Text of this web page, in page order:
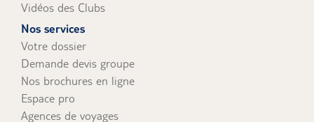
Vidéos des Clubs
Nos services
Votre dossier
Demande devis groupe
Nos brochures en ligne
Espace pro
Agences de voyages